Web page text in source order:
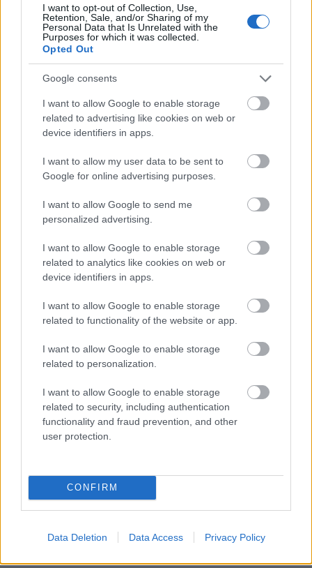
I want to opt-out of Collection, Use,
Retention, Sale, and/or Sharing of my
Personal Data that Is Unrelated with the
Purposes for which it was collected.
Opted Out
Google consents
I want to allow Google to enable storage
related to advertising like cookies on web or
device identifiers in apps.
I want to allow my user data to be sent to
Google for online advertising purposes.
I want to allow Google to send me
personalized advertising.
I want to allow Google to enable storage
related to analytics like cookies on web or
device identifiers in apps.
I want to allow Google to enable storage
related to functionality of the website or app.
I want to allow Google to enable storage
related to personalization.
I want to allow Google to enable storage
related to security, including authentication
functionality and fraud prevention, and other
user protection.
CONFIRM
Data Deletion Data Access Privacy Policy
Northfoto
Megosztás
Küldés
Messengeren
keresőben könnyebben megtaláld a
glamour.hu cikkeit